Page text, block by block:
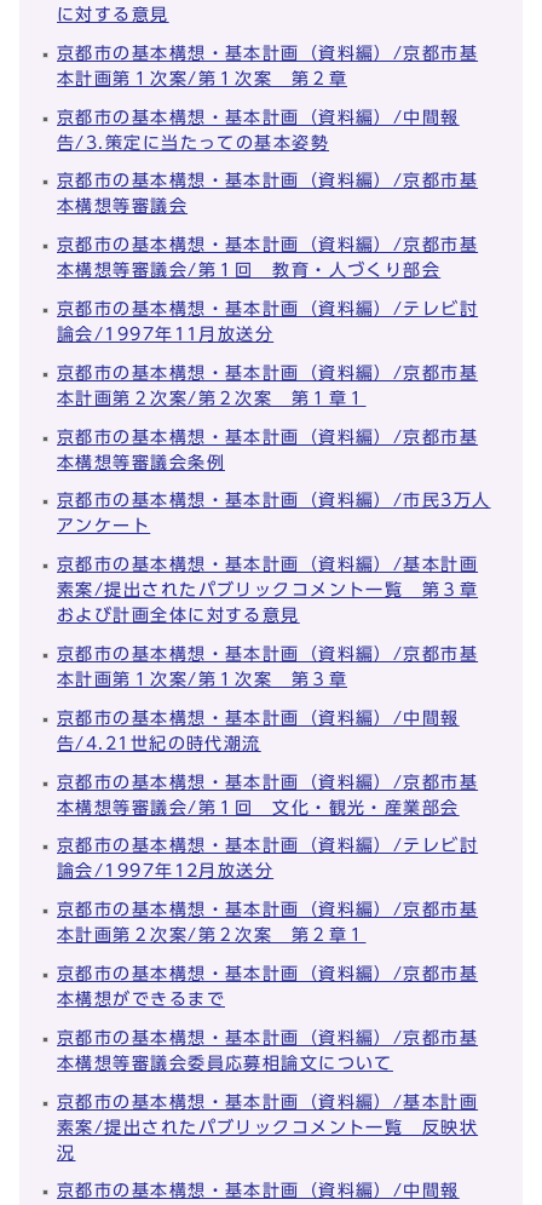
に対する意見
京都市の基本構想・基本計画（資料編）/京都市基
本計画第１次案/第１次案 第２章
京都市の基本構想・基本計画（資料編）/中間報
告/3.策定に当たっての基本姿勢
京都市の基本構想・基本計画（資料編）/京都市基
本構想等審議会
京都市の基本構想・基本計画（資料編）/京都市基
本構想等審議会/第１回 教育・人づくり部会
京都市の基本構想・基本計画（資料編）/テレビ討
論会/1997年11月放送分
京都市の基本構想・基本計画（資料編）/京都市基
本計画第２次案/第２次案 第１章１
京都市の基本構想・基本計画（資料編）/京都市基
本構想等審議会条例
京都市の基本構想・基本計画（資料編）/市民3万人
アンケート
京都市の基本構想・基本計画（資料編）/基本計画
素案/提出されたパブリックコメント一覧 第３章
および計画全体に対する意見
京都市の基本構想・基本計画（資料編）/京都市基
本計画第１次案/第１次案 第３章
京都市の基本構想・基本計画（資料編）/中間報
告/4.21世紀の時代潮流
京都市の基本構想・基本計画（資料編）/京都市基
本構想等審議会/第１回 文化・観光・産業部会
京都市の基本構想・基本計画（資料編）/テレビ討
論会/1997年12月放送分
京都市の基本構想・基本計画（資料編）/京都市基
本計画第２次案/第２次案 第２章１
京都市の基本構想・基本計画（資料編）/京都市基
本構想ができるまで
京都市の基本構想・基本計画（資料編）/京都市基
本構想等審議会委員応募相論文について
京都市の基本構想・基本計画（資料編）/基本計画
素案/提出されたパブリックコメント一覧 反映状
況
京都市の基本構想・基本計画（資料編）/中間報